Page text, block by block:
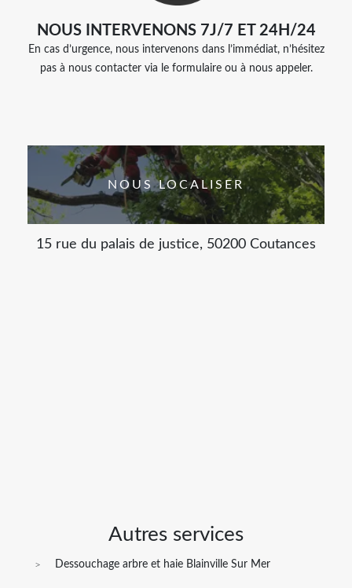
NOUS INTERVENONS 7J/7 ET 24H/24
En cas d’urgence, nous intervenons dans l’immédiat, n’hésitez
pas à nous contacter via le formulaire ou à nous appeler.
NOUS LOCALISER
15 rue du palais de justice, 50200 Coutances
Autres services
Dessouchage arbre et haie Blainville Sur Mer